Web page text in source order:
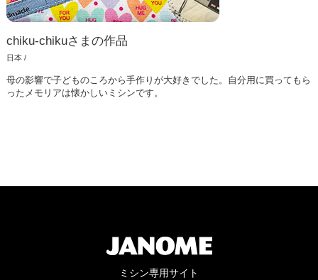
chiku-chikuさまの作品
日本 /
母の影響で子どものころから手作りが大好きでした。自分用に買ってもら
ったメモリアは懐かしいミシンです。
ミシン専用サイト